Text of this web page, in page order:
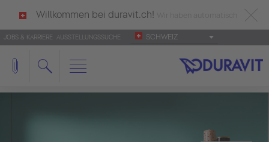
Willkommen bei duravit.ch!
deutsch als Ihre Sprache erkannt.
Français Italiano
JOBS & KARRIERE AUSSTELLUNGSSUCHE SCHWEIZ